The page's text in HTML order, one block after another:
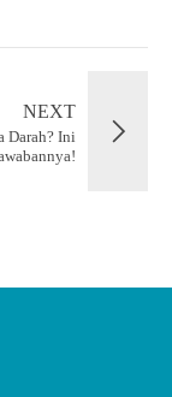
NEXT
Darah? Ini